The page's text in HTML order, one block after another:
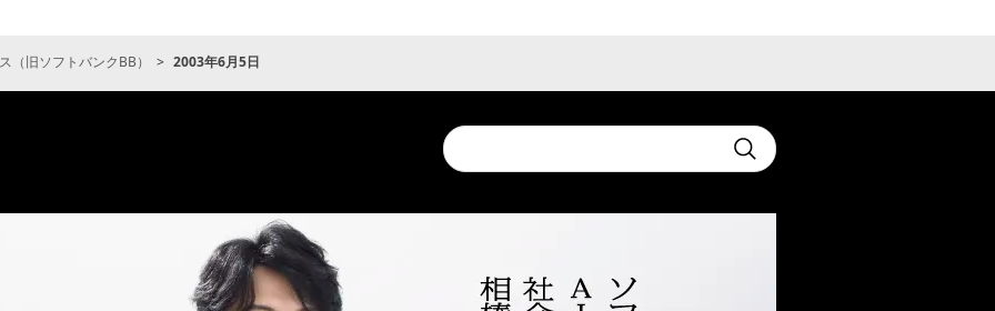
（旧ソフトバンクBB） 2003年6月5日
Conduct
a
search
Submit